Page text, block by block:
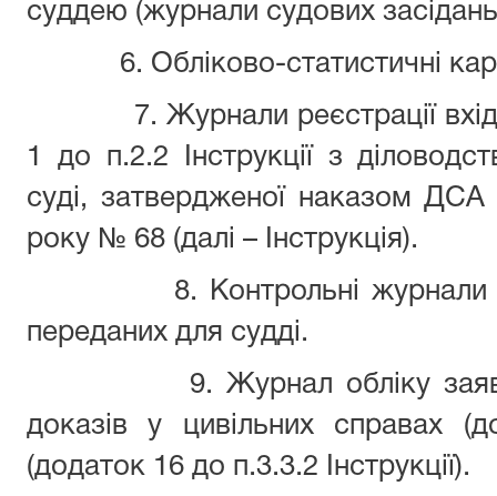
суддею (журнали судових
6. Обліково-статистичні
7. Журнали реєстрації
1 до п.2.2 Інструкції з
суді, затвердженої наказом ДСА
року № 68 (далі – Інструкція).
8. Контрольні журнали
переданих для судді.
9. Журнал обліку
доказів у цивільних справах
(додаток 16 до п.3.3.2 Інструкції).